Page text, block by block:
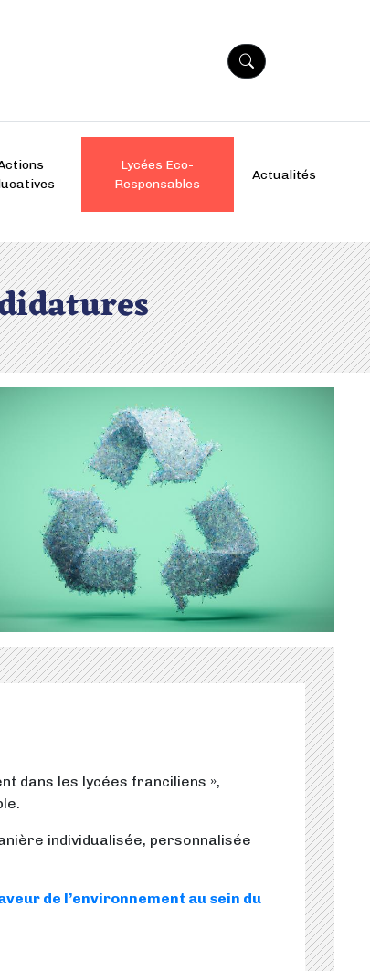
Lycées Eco-
Responsables
Actualités
dans les lycées franciliens »,
individualisée, personnalisée
de l’environnement au sein du